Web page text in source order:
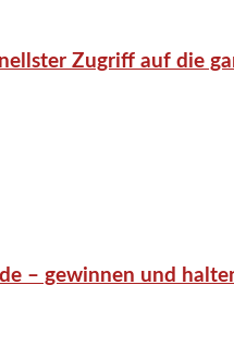
Zugriff auf die
– gewinnen und